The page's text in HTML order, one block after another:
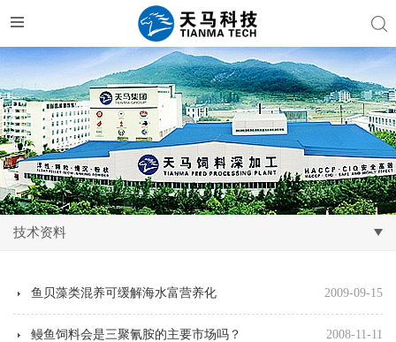
技术资料
2009-09-15
鱼贝藻类混养可缓解海水富营养化
2008-11-11
鳗鱼饲料会是三聚氰胺的主要市场吗？